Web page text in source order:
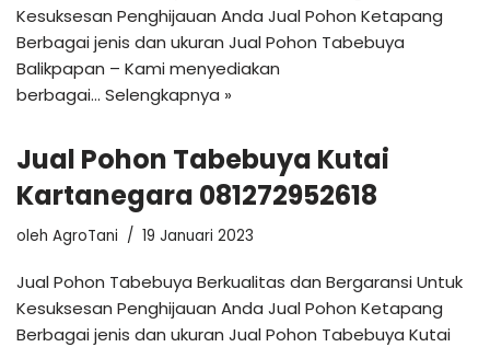
Kesuksesan Penghijauan Anda Jual Pohon Ketapang
Berbagai jenis dan ukuran Jual Pohon Tabebuya
Balikpapan – Kami menyediakan
berbagai… Selengkapnya »
Jual Pohon Tabebuya Kutai
Kartanegara 081272952618
oleh AgroTani 19 Januari 2023
Jual Pohon Tabebuya Berkualitas dan Bergaransi Untuk
Kesuksesan Penghijauan Anda Jual Pohon Ketapang
Berbagai jenis dan ukuran Jual Pohon Tabebuya Kutai